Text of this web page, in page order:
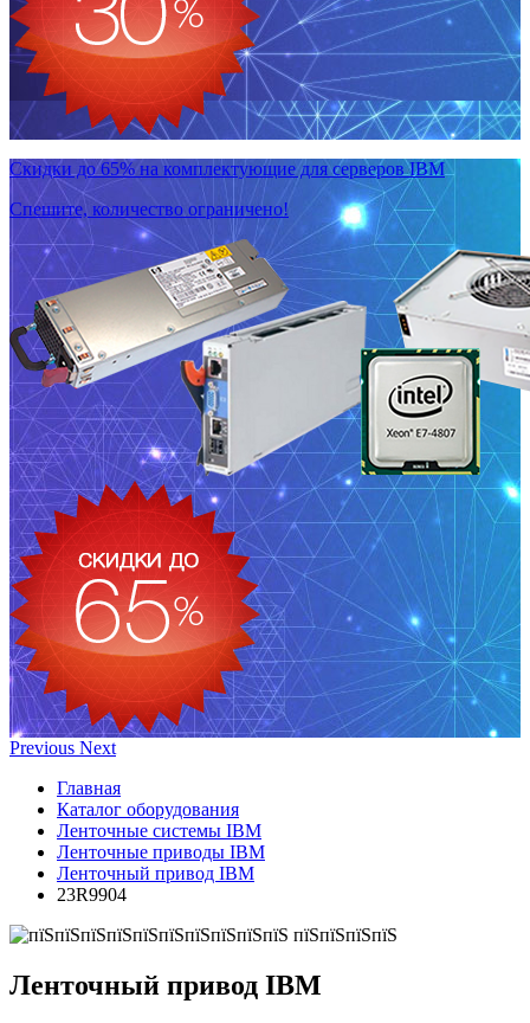
Скидки до 65% на комплектующие для серверов IBM
Спешите, количество ограничено!
Previous Next
Главная
Каталог оборудования
Ленточные системы IBM
Ленточные приводы IBM
Ленточный привод IBM
23R9904
Ленточный привод IBM